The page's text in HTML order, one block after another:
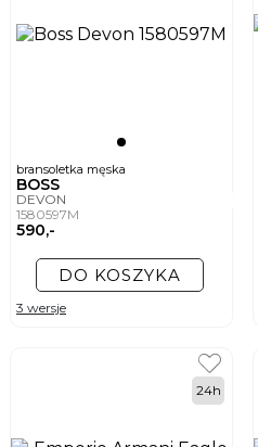
bransoletka męska
BOSS
DEVON
1580597M
590,-
DO KOSZYKA
3 wersje
24h